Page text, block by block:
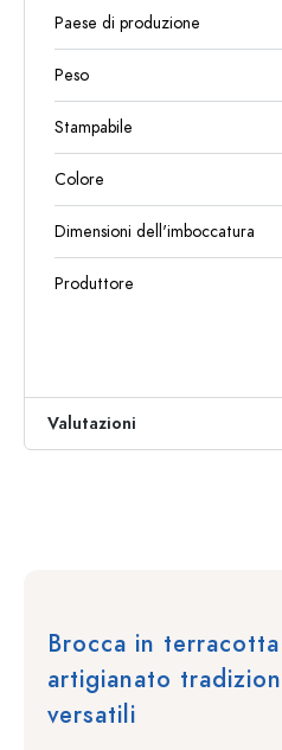
Paese di produzione
Peso
Stampabile
Colore
Dimensioni dell'imboccatura
Produttore
Valutazioni
Brocca in
artigianato
versatili